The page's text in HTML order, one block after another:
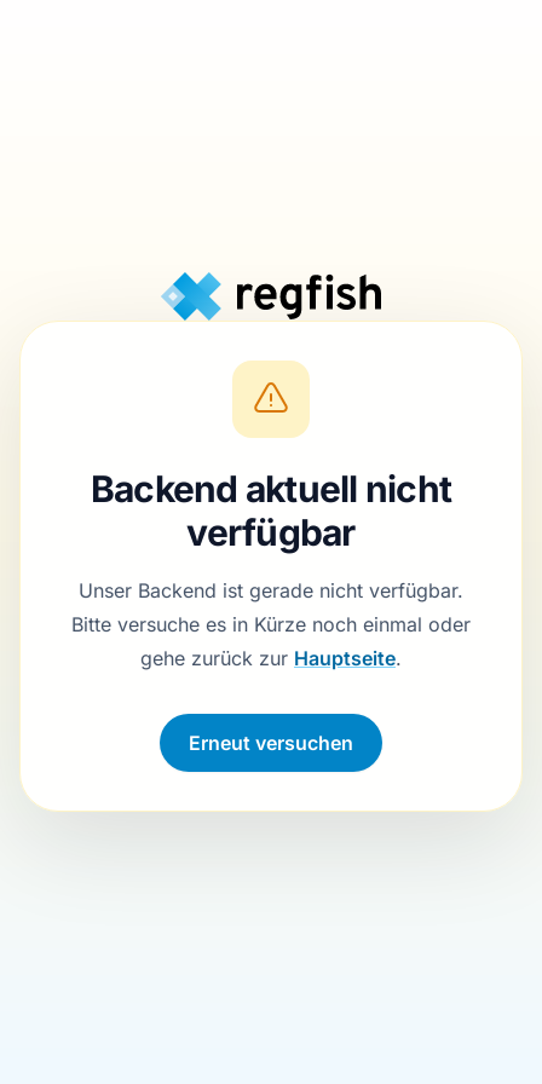
Backend aktuell nicht
verfügbar
Unser Backend ist gerade nicht verfügbar.
Bitte versuche es in Kürze noch einmal oder
gehe zurück zur Hauptseite.
Erneut versuchen